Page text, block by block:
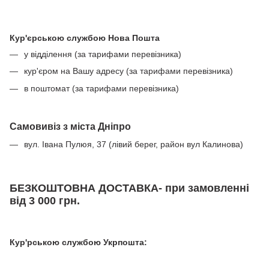
Кур'єрською службою Нова Пошта
у відділення (за тарифами перевізника)
кур'єром на Вашу адресу (за тарифами перевізника)
в поштомат (за тарифами перевізника)
Самовивіз з міста Дніпро
вул. Івана Пулюя, 37 (лівий берег, район вул Калинова)
БЕЗКОШТОВНА ДОСТАВКА- при замовленні
від 3 000 грн.
Кур'рською службою Укрпошта: